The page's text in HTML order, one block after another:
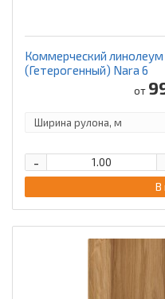
Коммерческий
(Гетерогенный) Nara 6
от
-
В